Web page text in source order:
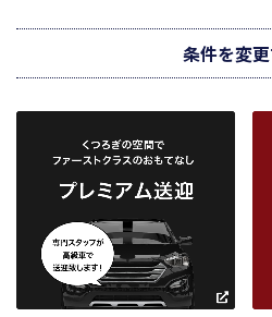
介の依頼者に提供することがあります。
下記３記載の第三者に提供します。
物件の申込者様・購入者様管理もしくは媒
の他権利者様から受領した申込書、契約書
正な手段で入手した個人情報を有しています
お客様との契約の履行、賃貸取引にあって
約後の管理・アフターサービス実施のため
当社は、当社の他の不動産物件におけるサ
有用と思われる当社提携先の商品・サービ
ールの発送等のために、お宮様の個人情報
ルアドレスの情報を利用させていただきま
条件を変
市区町村